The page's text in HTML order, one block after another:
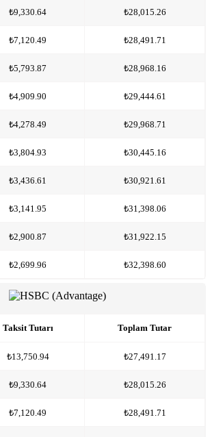
₺9,330.64 ₺28,015.26
₺7,120.49 ₺28,491.71
₺5,793.87 ₺28,968.16
₺4,909.90 ₺29,444.61
₺4,278.49 ₺29,968.71
₺3,804.93 ₺30,445.16
₺3,436.61 ₺30,921.61
₺3,141.95 ₺31,398.06
₺2,900.87 ₺31,922.15
₺2,699.96 ₺32,398.60
Taksit Tutarı Toplam Tutar
₺13,750.94 ₺27,491.17
₺9,330.64 ₺28,015.26
₺7,120.49 ₺28,491.71